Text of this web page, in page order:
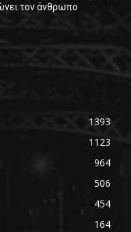
τον άνθρωπο
1393
1123
964
506
454
164